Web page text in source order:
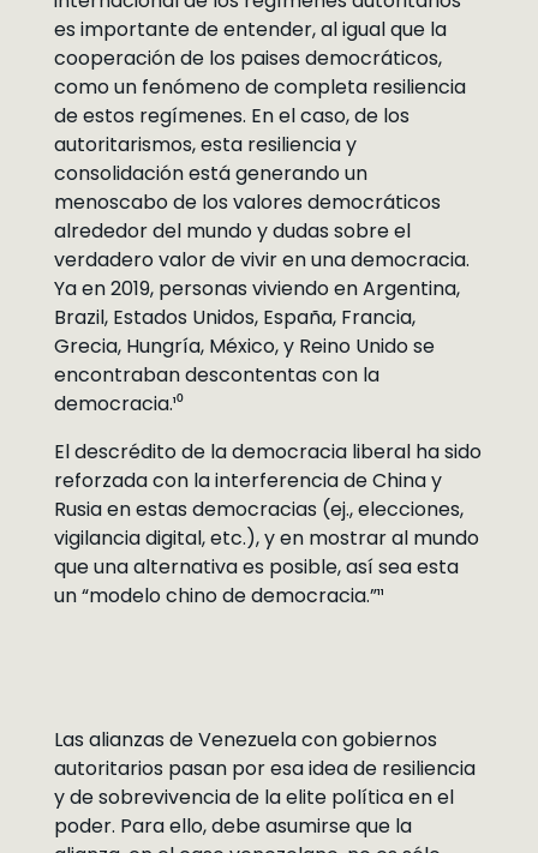
es importante de entender, al igual que la
cooperación de los paises democráticos,
como un fenómeno de completa resiliencia
de estos regímenes. En el caso, de los
autoritarismos, esta resiliencia y
consolidación está generando un
menoscabo de los valores democráticos
alrededor del mundo y dudas sobre el
verdadero valor de vivir en una democracia.
Ya en 2019, personas viviendo en Argentina,
Brazil, Estados Unidos, España, Francia,
Grecia, Hungría, México, y Reino Unido se
encontraban descontentas con la
democracia.¹⁰
El descrédito de la democracia liberal ha sido
reforzada con la interferencia de China y
Rusia en estas democracias (ej., elecciones,
vigilancia digital, etc.), y en mostrar al mundo
que una alternativa es posible, así sea esta
un “modelo chino de democracia.”¹¹
Las alianzas de Venezuela con gobiernos
autoritarios pasan por esa idea de resiliencia
y de sobrevivencia de la elite política en el
poder. Para ello, debe asumirse que la